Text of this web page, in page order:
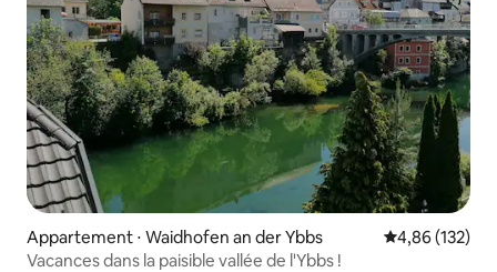
Appartement ⋅ Waidhofen an der Ybbs Évaluation
4,86 (132)
Vacances dans la paisible vallée de l'Ybbs !